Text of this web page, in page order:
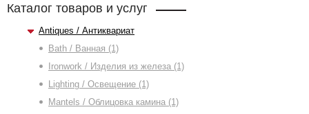
Каталог товаров и услуг
Antiques / Антиквариат
Bath / Ванная (1)
Ironwork / Изделия из железа (1)
Lighting / Освещение (1)
Mantels / Облицовка камина (1)